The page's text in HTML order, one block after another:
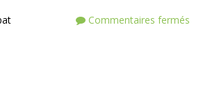
Commentaires fermés